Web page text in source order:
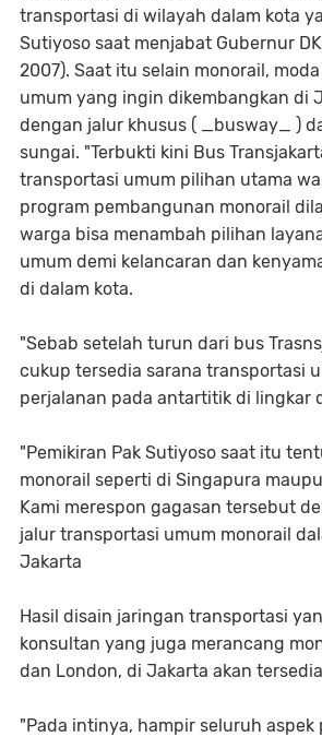
transportasi di wilayah dalam kota
Sutiyoso saat menjabat Gubernur
2007). Saat itu selain monorail,
umum yang ingin dikembangkan di
dengan jalur khusus ( _busway_ )
sungai. "Terbukti kini Bus
transportasi umum pilihan utama
program pembangunan monorail
warga bisa menambah pilihan
umum demi kelancaran dan
di dalam kota.
"Sebab setelah turun dari bus
cukup tersedia sarana transportasi
perjalanan pada antartitik di lingkar
"Pemikiran Pak Sutiyoso saat itu
monorail seperti di Singapura
Kami merespon gagasan tersebut
jalur transportasi umum monorail
Jakarta
Hasil disain jaringan transportasi
konsultan yang juga merancang
dan London, di Jakarta akan
"Pada intinya, hampir seluruh aspek